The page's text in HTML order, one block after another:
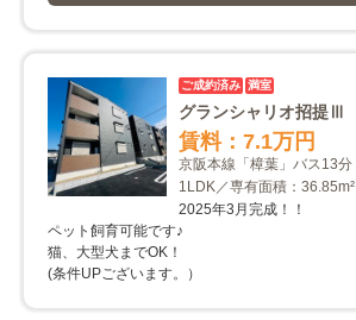
ご成約済み 満室
グランシャリオ招提Ⅲ
賃料：7.1万円
京阪本線「樟葉」バス13分
1LDK／専有面積：36.85m²
2025年3月完成！！
ペット飼育可能です♪
猫、大型犬までOK！
(条件UPございます。）